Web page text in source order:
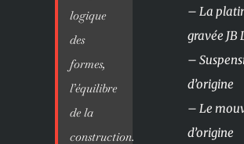
logique
des
formes,
l’équilibre
de la
construction.
– La
gravée JB
–
d’origine
– Le
d’origine